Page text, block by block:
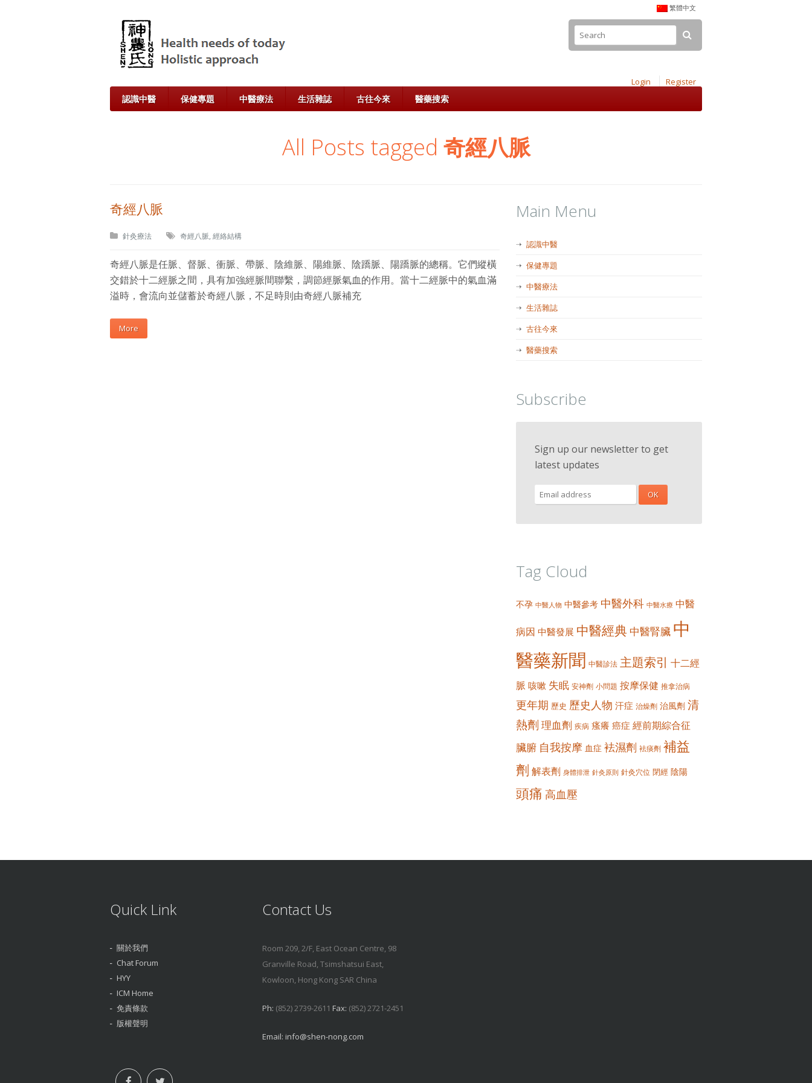
繁體中文
Login Register
認識中醫 保健專題 中醫療法 生活雜誌 古往今來 醫藥搜索
All Posts tagged 奇經八脈
奇經八脈
針灸療法 奇經八脈, 經絡結構
奇經八脈是任脈、督脈、衝脈、帶脈、陰維脈、陽維脈、陰蹻脈、陽蹻脈的總稱。它們縱橫
交錯於十二經脈之間，具有加強經脈間聯繫，調節經脈氣血的作用。當十二經脈中的氣血滿
溢時，會流向並儲蓄於奇經八脈，不足時則由奇經八脈補充
More
Main Menu
認識中醫
保健專題
中醫療法
生活雜誌
古往今來
醫藥搜索
Subscribe
Sign up our newsletter to get
latest updates
Tag Cloud
不孕 中醫人物 中醫參考 中醫外科 中醫水療 中醫
病因 中醫發展 中醫經典 中醫腎臟 中
醫藥新聞 中醫診法 主題索引 十二經
脈 咳嗽 失眠 安神劑 小問題 按摩保健 推拿治病
更年期 歷史 歷史人物 汗症 治燥劑 治風劑 清
熱劑 理血劑 疾病 瘙癢 癌症 經前期綜合征
臟腑 自我按摩 血症 袪濕劑 袪痰劑 補益
劑 解表劑 身體排泄 針灸原則 針灸穴位 閉經 陰陽
頭痛 高血壓
Quick Link
關於我們
Chat Forum
HYY
ICM Home
免責條款
版權聲明
Contact Us
Room 209, 2/F, East Ocean Centre, 98
Granville Road, Tsimshatsui East,
Kowloon, Hong Kong SAR China
Ph: (852) 2739-2611 Fax: (852) 2721-2451
Email: info@shen-nong.com